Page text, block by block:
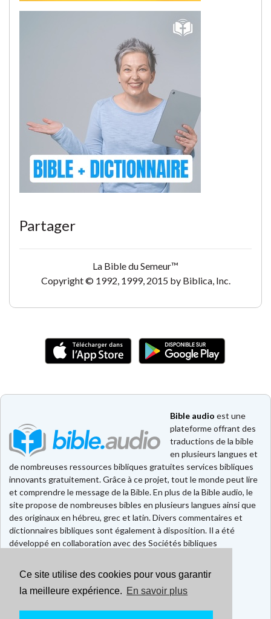
Ce site utilise des cookies pour vous garantir
la meilleure expérience. En savoir plus
Partager
La Bible du Semeur™
Copyright © 1992, 1999, 2015 by Biblica, Inc.
Bible audio est une
plateforme offrant des
traductions de la bible
en plusieurs langues et
de nombreuses ressources bibliques gratuites services bibliques
innovants gratuitement. Grâce à ce projet, tout le monde peut lire
et comprendre le message de la Bible. En plus de la Bible audio, le
site propose de nombreuses bibles en plusieurs langues ainsi que
des originaux en hébreu, grec et latin. Divers commentaires et
dictionnaires bibliques sont également à disposition. Il a été
développé en collaboration avec des Sociétés bibliques
Faire un don
Contact